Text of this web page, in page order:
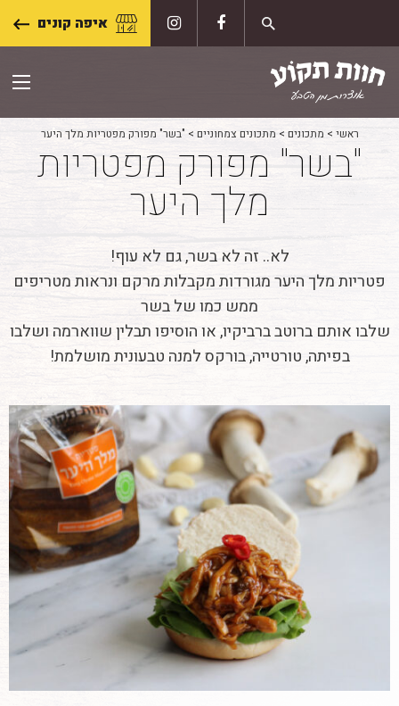
content
איפה קונים
ראשי > מתכונים > מתכונים צמחוניים > "בשר" מפורק מפטריות מלך היער
"בשר" מפורק מפטריות
מלך היער
לא.. זה לא בשר, גם לא עוף!
פטריות מלך היער מגורדות מקבלות מרקם ונראות מטריפים
ממש כמו של בשר
שלבו אותם ברוטב ברביקיו, או הוסיפו תבלין שווארמה ושלבו
בפיתה, טורטייה, בורקס למנה טבעונית מושלמת!